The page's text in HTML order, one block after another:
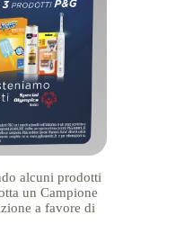
alcuni prodotti
un Campione
a favore di